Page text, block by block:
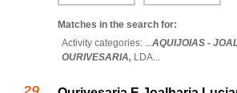
Matches in the search for:
Activity categories: ...AQUIJOIAS -
OURIVESARIA, LDA...